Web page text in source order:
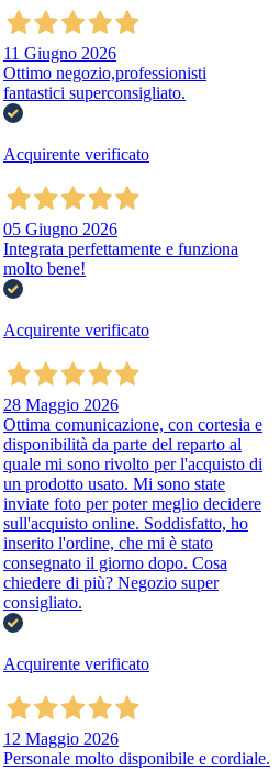
11 Giugno 2026
Ottimo negozio,professionisti
fantastici superconsigliato.
Acquirente verificato
05 Giugno 2026
Integrata perfettamente e funziona
molto bene!
Acquirente verificato
28 Maggio 2026
Ottima comunicazione, con cortesia e
disponibilità da parte del reparto al
quale mi sono rivolto per l'acquisto di
un prodotto usato. Mi sono state
inviate foto per poter meglio decidere
sull'acquisto online. Soddisfatto, ho
inserito l'ordine, che mi è stato
consegnato il giorno dopo. Cosa
chiedere di più? Negozio super
consigliato.
Acquirente verificato
12 Maggio 2026
Personale molto disponibile e cordiale.